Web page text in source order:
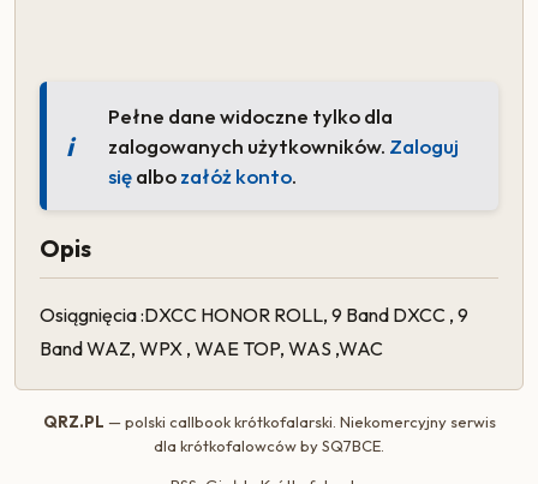
Pełne dane widoczne tylko dla
zalogowanych użytkowników. Zaloguj
sięalbozałóż konto.
Opis
Osiągnięcia :DXCC HONOR ROLL, 9 Band DXCC , 9
Band WAZ, WPX , WAE TOP, WAS ,WAC
QRZ.PL — polski callbook krótkofalarski. Niekomercyjny serwis
dla krótkofalowców bySQ7BCE.